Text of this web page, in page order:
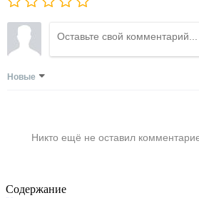
Новые
Никто ещё не оставил
Содержание